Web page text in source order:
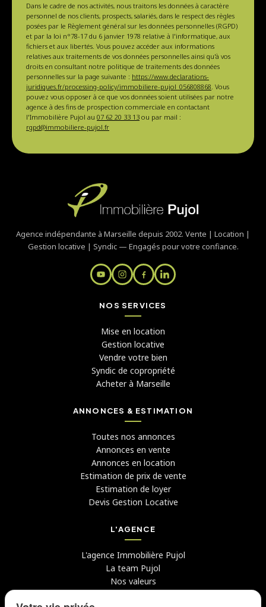
Dans le cadre de nos activités, nous traitons les données à caractère
personnel de nos clients, prospects, salariés, dans le respect des règles
posées par le Règlement général sur les données personnelles (RGPD)
et par la loi n°78-17 du 6 janvier 1978 relative à l'informatique, aux
fichiers et aux libertés. Vous pouvez accéder aux informations
relatives aux traitements de vos données personnelles ainsi qu'à vos
droits en consultant notre politique de traitements des données
personnelles sur la page suivante : https://www.declarations-
juridiques.fr/processing-policy/immobiliere-pujol_056808868 . Vous
pouvez vous opposer à ce que vos données soient utilisées par notre
agence à des fins de prospection commerciale en contactant
l'Immobilière Pujol au 07 62 20 33 13 ou par mail :
rgpd@immobiliere-pujol.fr
Agence indépendante à Marseille depuis 2002. Vente | Location |
Gestion locative | Syndic — Engagés pour votre confiance.
NOS SERVICES
Mise en location
Gestion locative
Vendre votre bien
Syndic de copropriété
Acheter à Marseille
ANNONCES & ESTIMATION
Toutes nos annonces
Annonces en vente
Annonces en location
Estimation de prix de vente
Estimation de loyer
Devis Gestion Locative
L'AGENCE
L'agence Immobilière Pujol
La team Pujol
Nos valeurs